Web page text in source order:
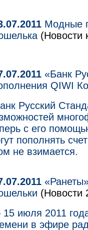
Модные
(Новости
«Банк
QIWI
Русский
с его
пополнять
не взимается.
(Новости
июля 2011
в эфире